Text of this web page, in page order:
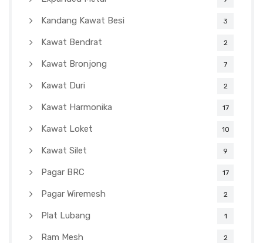
Kandang Kawat Besi 3
Kawat Bendrat 2
Kawat Bronjong 7
Kawat Duri 2
Kawat Harmonika 17
Kawat Loket 10
Kawat Silet 9
Pagar BRC 17
Pagar Wiremesh 2
Plat Lubang 1
Ram Mesh 2